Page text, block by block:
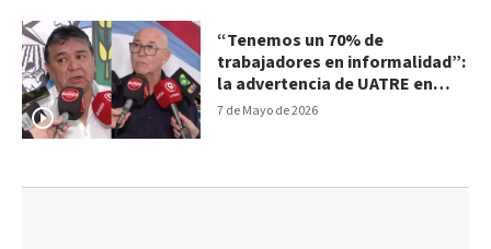
7 de Mayo de 2026
“Tenemos un 70% de
trabajadores en informalidad”:
la advertencia de UATRE en
Paraná